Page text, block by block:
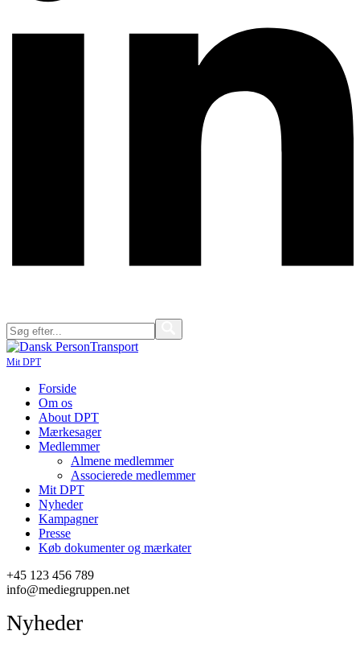
Mit DPT
Forside
Om os
About DPT
Mærkesager
Medlemmer
Almene medlemmer
Associerede medlemmer
Mit DPT
Nyheder
Kampagner
Presse
Køb dokumenter og mærkater
+45 123 456 789
info@mediegruppen.net
Nyheder